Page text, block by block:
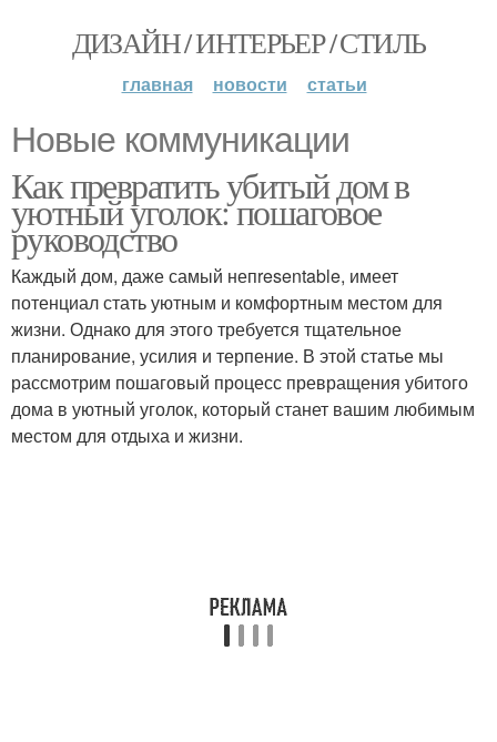
ДИЗАЙН / ИНТЕРЬЕР / СТИЛЬ
главная новости статьи
Новые коммуникации
Как превратить убитый дом в
уютный уголок: пошаговое
руководство
Каждый дом, даже самый непresentable, имеет
потенциал стать уютным и комфортным местом для
жизни. Однако для этого требуется тщательное
планирование, усилия и терпение. В этой статье мы
рассмотрим пошаговый процесс превращения убитого
дома в уютный уголок, который станет вашим любимым
местом для отдыха и жизни.